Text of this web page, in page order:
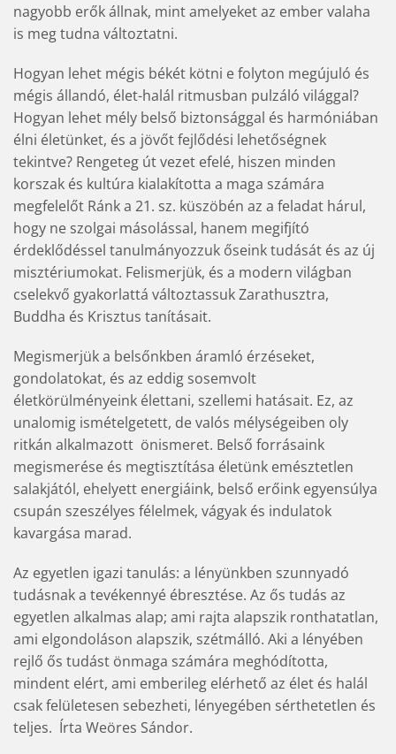
nagyobb erők állnak, mint amelyeket az ember valaha
is meg tudna változtatni.
Hogyan lehet mégis békét kötni e folyton megújuló és
mégis állandó, élet-halál ritmusban pulzáló világgal?
Hogyan lehet mély belső biztonsággal és harmóniában
élni életünket, és a jövőt fejlődési lehetőségnek
tekintve? Rengeteg út vezet efelé, hiszen minden
korszak és kultúra kialakította a maga számára
megfelelőt Ránk a 21. sz. küszöbén az a feladat hárul,
hogy ne szolgai másolással, hanem megifjító
érdeklődéssel tanulmányozzuk őseink tudását és az új
misztériumokat. Felismerjük, és a modern világban
cselekvő gyakorlattá változtassuk Zarathusztra,
Buddha és Krisztus tanításait.
Megismerjük a belsőnkben áramló érzéseket,
gondolatokat, és az eddig sosemvolt
életkörülményeink élettani, szellemi hatásait. Ez, az
unalomig ismételgetett, de valós mélységeiben oly
ritkán alkalmazott  önismeret. Belső forrásaink
megismerése és megtisztítása életünk emésztetlen
salakjától, ehelyett energiáink, belső erőink egyensúlya
csupán szeszélyes félelmek, vágyak és indulatok
kavargása marad.
Az egyetlen igazi tanulás: a lényünkben szunnyadó
tudásnak a tevékennyé ébresztése. Az ős tudás az
egyetlen alkalmas alap; ami rajta alapszik ronthatatlan,
ami elgondoláson alapszik, szétmálló. Aki a lényében
rejlő ős tudást önmaga számára meghódította,
mindent elért, ami emberileg elérhető az élet és halál
csak felületesen sebezheti, lényegében sérthetetlen és
teljes.  Írta Weöres Sándor.